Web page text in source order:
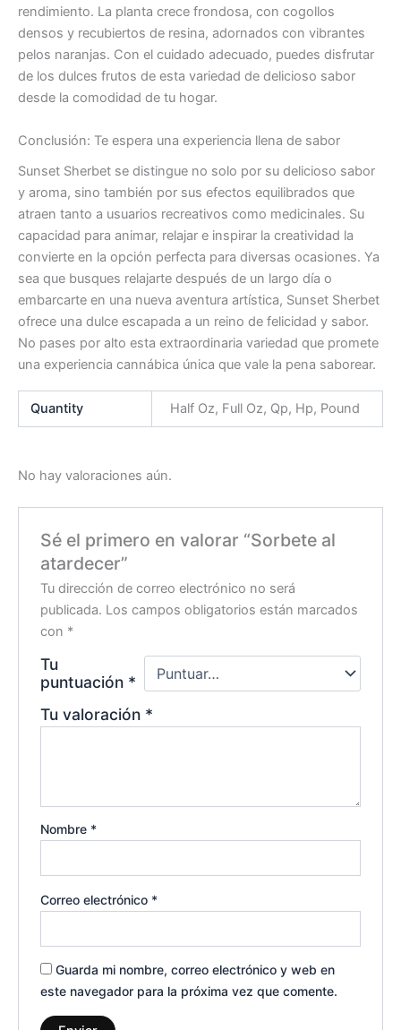
rendimiento. La planta crece frondosa, con cogollos
densos y recubiertos de resina, adornados con vibrantes
pelos naranjas. Con el cuidado adecuado, puedes disfrutar
de los dulces frutos de esta variedad de delicioso sabor
desde la comodidad de tu hogar.
Conclusión: Te espera una experiencia llena de sabor
Sunset Sherbet se distingue no solo por su delicioso sabor
y aroma, sino también por sus efectos equilibrados que
atraen tanto a usuarios recreativos como medicinales. Su
capacidad para animar, relajar e inspirar la creatividad la
convierte en la opción perfecta para diversas ocasiones. Ya
sea que busques relajarte después de un largo día o
embarcarte en una nueva aventura artística, Sunset Sherbet
ofrece una dulce escapada a un reino de felicidad y sabor.
No pases por alto esta extraordinaria variedad que promete
una experiencia cannábica única que vale la pena saborear.
Quantity Half Oz, Full Oz, Qp, Hp, Pound
No hay valoraciones aún.
Sé el primero en valorar “Sorbete al
atardecer”
Tu dirección de correo electrónico no será
publicada. Los campos obligatorios están marcados
con *
Tu
puntuación *
Tu valoración *
Nombre *
Correo electrónico *
Guarda mi nombre, correo electrónico y web en
este navegador para la próxima vez que comente.